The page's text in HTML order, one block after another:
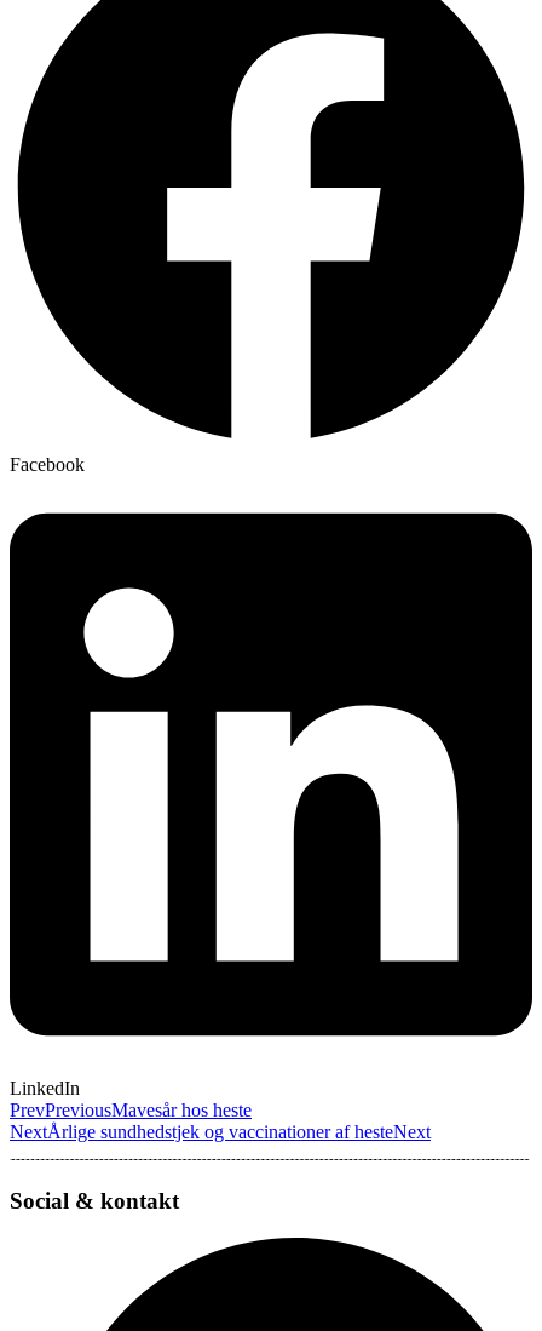
Facebook
LinkedIn
PrevPreviousMavesår hos heste
NextÅrlige sundhedstjek og vaccinationer af hesteNext
Social & kontakt